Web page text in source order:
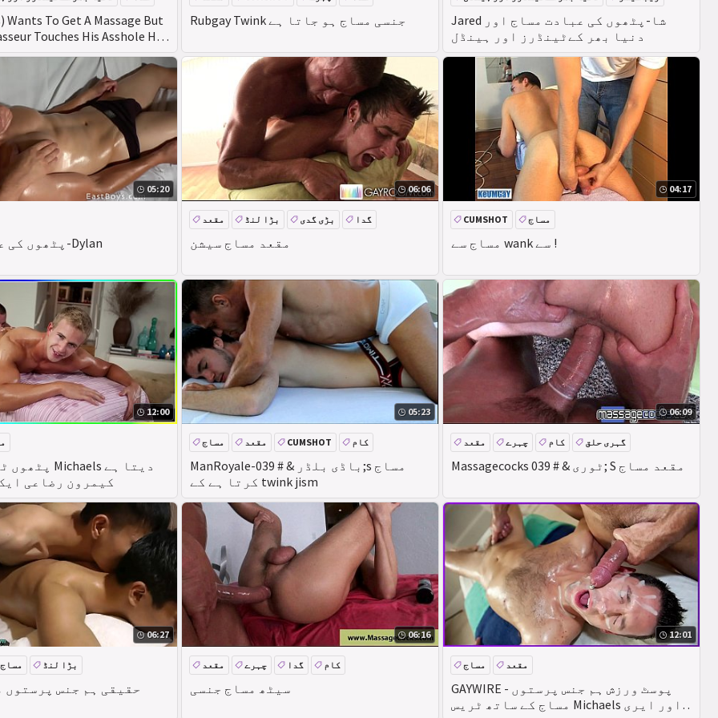
Wants To Get A Massage But
Touches His Asshole He
Dudes
Rubgay Twink جنسی مساج ہو جاتا ہے
Jared شا-پٹھوں کی عبادت مساج اور
دنیا بھر کےٹینڈرز اور ہینڈل
05:20
پٹھوں کی عبادت-مساج-Dylan
06:06
مقعد مساج سیشن
مقعد بڑا لنڈ بڑی گدی گدا
04:17
مساج سے wank سے !
CUMSHOT مساج
12:00
کیمرون رضاعی
05:23
ManRoyale-باڈی بلڈر & # 039;s مساج
کرتا ہے کے twink jism
مساج مقعد CUMSHOT کام
06:09
Massagecocks ٹوری & # 039; S مقعد مساج
مقعد چہرے کام گہری حلق
06:27
حقیقی ہم جنس پرستوں
مساج بڑا لنڈ
06:16
سیٹھ مساج جنسی
مقعد چہرے گدا کام
12:01
GAYWIRE - پوسٹ ورزش ہم جنس پرستوں
مساج کے ساتھ ٹریس Michaels اور ایری
مساج مقعد